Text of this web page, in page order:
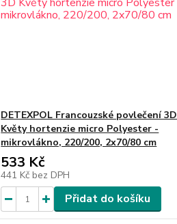
DETEXPOL Francouzské povlečení 3D
Květy hortenzie micro Polyester -
mikrovlákno, 220/200, 2x70/80 cm
533 Kč
441 Kč bez DPH
Přidat do košíku